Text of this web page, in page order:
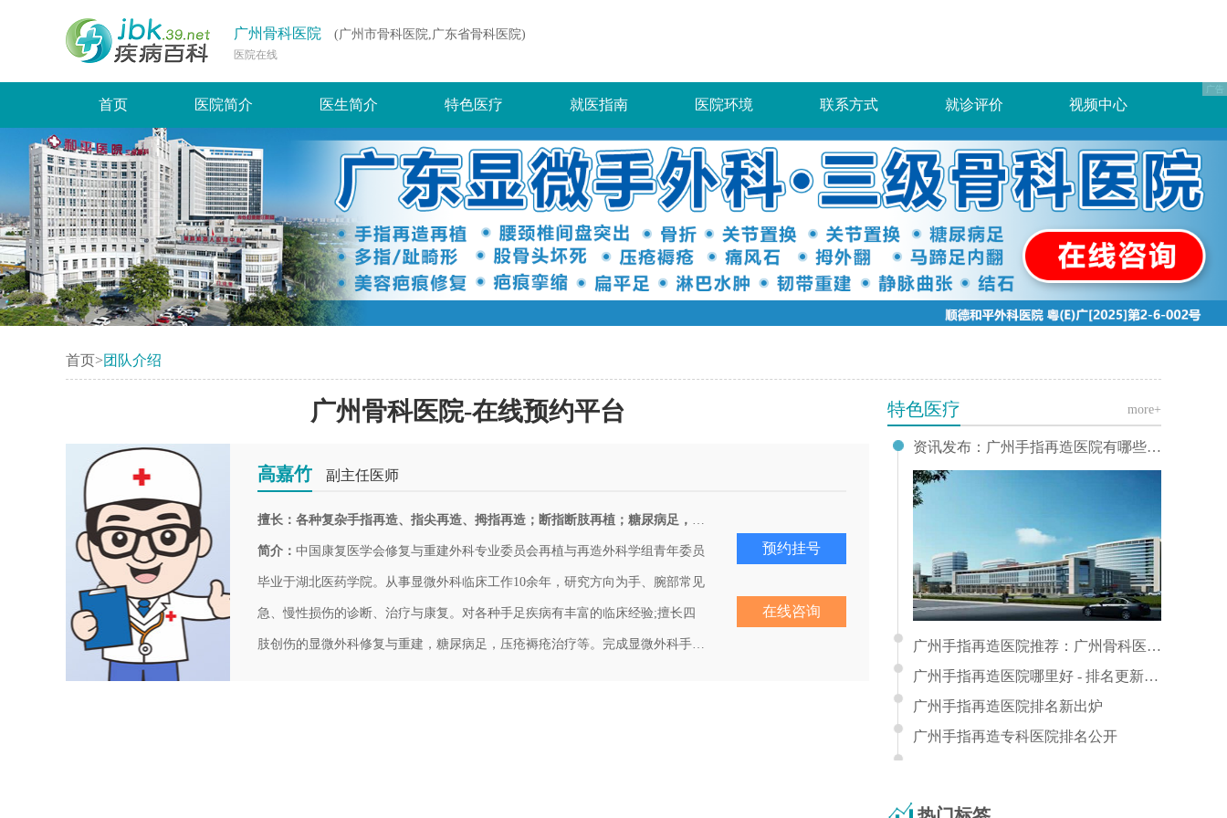
广州骨科医院 (广州市骨科医院,广东省骨科医院)
医院在线
首页 医院简介 医生简介 特色医疗 就医指南 医院环境 联系方式 就诊评价 视频中心
首页>团队介绍
广州骨科医院-在线预约平台
高嘉竹 副主任医师
预约挂号
在线咨询
简介： 中国康复医学会修复与重建外科专业委员会再植与再造外科学组青年委员
毕业于湖北医药学院。从事显微外科临床工作10余年，研究方向为手、腕部常见
急、慢性损伤的诊断、治疗与康复。对各种手足疾病有丰富的临床经验;擅长四
肢创伤的显微外科修复与重建，糖尿病足，压疮褥疮治疗等。完成显微外科手术
特色医疗 more+
资讯发布：广州手指再造医院有哪些？广州优质外科医院推荐
广州手指再造医院推荐：广州骨科医院专业解析
广州手指再造医院哪里好 - 排名更新 - top3揭晓
广州手指再造医院排名新出炉
广州手指再造专科医院排名公开